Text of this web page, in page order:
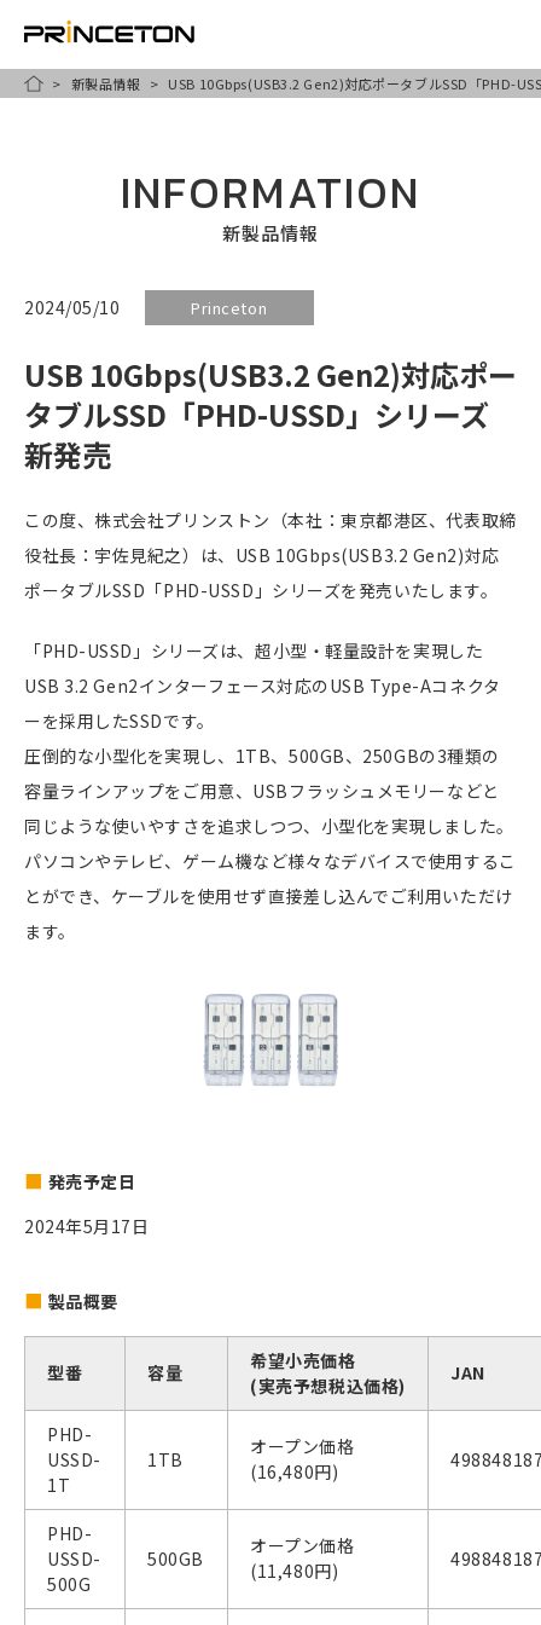
HOME新製品情報 USB 10Gbps(USB3.2 Gen2)対応ポータブルSSD「PHD-
INFORMATION
新製品情報
2024/05/10 Princeton
USB 10Gbps(USB3.2 Gen2)対応ポー
タブルSSD「PHD-USSD」シリーズ
新発売
この度、株式会社プリンストン（本社：東京都港区、代表取締
役社長：宇佐見紀之）は、USB 10Gbps(USB3.2 Gen2)対応
ポータブルSSD「PHD-USSD」シリーズを発売いたします。
「PHD-USSD」シリーズは、超小型・軽量設計を実現した
USB 3.2 Gen2インターフェース対応のUSB Type-Aコネクタ
ーを採用したSSDです。
圧倒的な小型化を実現し、1TB、500GB、250GBの3種類の
容量ラインアップをご用意、USBフラッシュメモリーなどと
同じような使いやすさを追求しつつ、小型化を実現しました。
パソコンやテレビ、ゲーム機など様々なデバイスで使用するこ
とができ、ケーブルを使用せず直接差し込んでご利用いただけ
ます。
発売予定日
2024年5月17日
製品概要
型番 容量
希望小売価格
(実売予想税込価格)
JAN
PHD-
USSD-
1T
1TB
オープン価格
(16,480円)
PHD-
USSD-
500G
500GB
オープン価格
(11,480円)